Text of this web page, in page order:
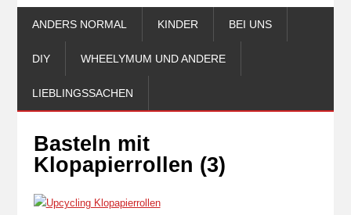
ANDERS NORMAL KINDER BEI UNS
DIY WHEELYMUM UND ANDERE
LIEBLINGSSACHEN
Basteln mit
Klopapierrollen (3)